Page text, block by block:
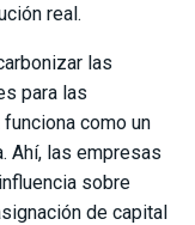
real.
las
para las
como un
Ahí, las empresas
sobre
de capital